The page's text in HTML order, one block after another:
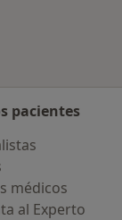
pacientes
médicos
al Experto